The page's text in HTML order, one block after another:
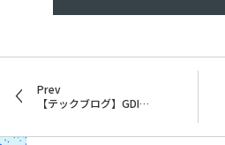
Prev
【テックブログ】GDIについて